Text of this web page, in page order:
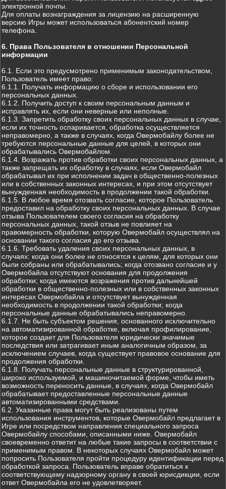
электронной почты.
Для оплаты вознаграждения за лицензию на расширенную
версию Игры может использоваться абонентский номер
телефона.
6. Права Пользователя в отношении Персональной
информации
6.1. Если это предусмотрено применимым законодательством,
Пользователь имеет право:
6.1.1. Получать информацию о сборе и использовании его
персональных данных.
6.1.2. Получить доступ к своим персональным данным и
исправлять их, если они неверные или неполные.
6.1.3. Запретить обработку своих персональных данных в случае,
если их точность оспаривается, обработка осуществляется
неправомерно, а также в случаях, когда Овермобайлу более не
требуются персональные данные для целей, в которых они
обрабатывались Овермобайлом.
6.1.4. Возражать против обработки своих персональных данных, а
также запрещать их обработку в случаях, если Овермобайл
обрабатывал их при исполнении задач в общественно-полезных
или в собственных законных интересах, и при этом отсутствует
вынужденная необходимость в продолжении такой обработки.
6.1.5. В любое время отозвать согласие, которое Пользователь
предоставил на обработку своих персональных данных. В случае
отзыва Пользователем своего согласия на обработку
персональных данных, такой отзыв не повлияет на
правомерность обработки, которую Овермобайл осуществлял на
основании такого согласия до его отзыва.
6.1.6. Требовать удаления своих персональных данных, в
случаях: когда они более не относятся к целям, для которых они
были собраны или обрабатывались; когда отозвано согласие и у
Овермобайла отсутствуют основания для продолжения
обработки; когда имеются возражения против дальнейшей
обработки в общественно-полезных или в собственных законных
интересах Овермобайла и отсутствует вынужденная
необходимость в продолжении такой обработки; когда
персональные данные обрабатывались неправомерно.
6.1.7. Не быть субъектом решения, основанного исключительно
на автоматизированной обработке, включая профилирование,
которое создает для Пользователя юридически значимые
последствия или затрагивает иным аналогичным образом, за
исключением случаев, когда существует правовое основание для
продолжения обработки.
6.1.8. Получать персональные данные в структурированной,
широко используемой, и машиночитаемой форме, чтобы иметь
возможность переносить данные, в случаях, когда Овермобайл
обрабатывает предоставленные персональные данные
автоматизированными средствами.
6.2. Указанные права могут быть реализованы путем
использования инструментов, которые Овермобайл предлагает в
Игре или посредством направления специального запроса
Овермобайлу способами, описанными ниже. Овермобайл
своевременно ответит на любые такие запросы в соответствии с
применимым правом. В некоторых случаях Овермобайл может
попросить Пользователя пройти процедуру идентификации перед
обработкой запроса. Пользователь вправе обратиться к
соответствующему надзорному органу в своей юрисдикции, если
ответ Овермобайла его не удовлетворяет.